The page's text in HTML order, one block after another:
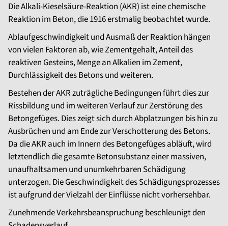
Die Alkali-Kieselsäure-Reaktion (AKR) ist eine chemische
Reaktion im Beton, die 1916 erstmalig beobachtet wurde.
Ablaufgeschwindigkeit und Ausmaß der Reaktion hängen
von vielen Faktoren ab, wie Zementgehalt, Anteil des
reaktiven Gesteins, Menge an Alkalien im Zement,
Durchlässigkeit des Betons und weiteren.
Bestehen der AKR zuträgliche Bedingungen führt dies zur
Rissbildung und im weiteren Verlauf zur Zerstörung des
Betongefüges. Dies zeigt sich durch Abplatzungen bis hin zu
Ausbrüchen und am Ende zur Verschotterung des Betons.
Da die AKR auch im Innern des Betongefüges abläuft, wird
letztendlich die gesamte Betonsubstanz einer massiven,
unaufhaltsamen und unumkehrbaren Schädigung
unterzogen. Die Geschwindigkeit des Schädigungsprozesses
ist aufgrund der Vielzahl der Einflüsse nicht vorhersehbar.
Zunehmende Verkehrsbeanspruchung beschleunigt den